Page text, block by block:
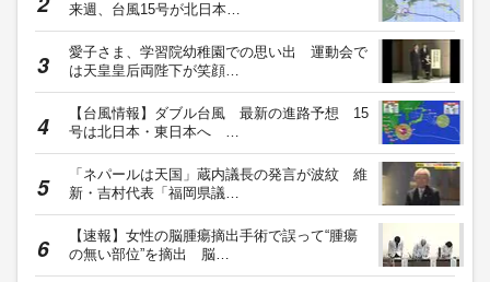
来週、台風15号が北日本…
愛子さま、学習院幼稚園での思い出 運動会で
は天皇皇后両陛下が笑顔…
【台風情報】ダブル台風 最新の進路予想 15
号は北日本・東日本へ …
「ネパールは天国」蔵内議長の発言が波紋 維
新・吉村代表「福岡県議…
【速報】女性の脳腫瘍摘出手術で誤って“腫瘍
の無い部位”を摘出 脳…